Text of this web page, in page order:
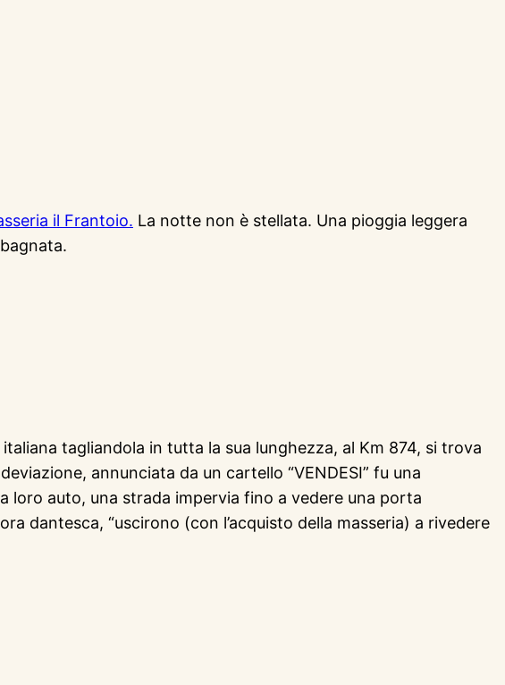
il Frantoio. La notte non è stellata. Una pioggia leggera
tagliandola in tutta la sua lunghezza, al Km 874, si trova
annunciata da un cartello “VENDESI” fu una
loro auto, una strada impervia fino a vedere una porta
dantesca, “uscirono (con l’acquisto della masseria) a rivedere